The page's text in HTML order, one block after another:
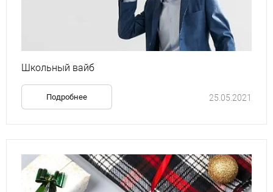
Школьный вайб
25.05.2021
Подробнее